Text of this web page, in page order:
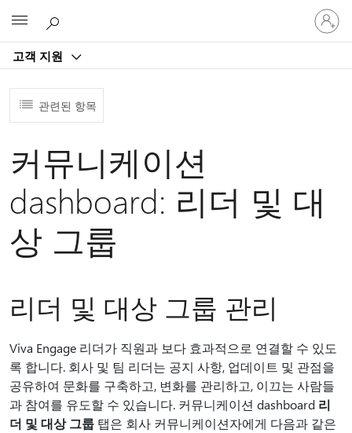
고객 지원
귀
하
계
관련된 항목
커뮤니케이션
dashboard: 리더 및 대
상 그룹
리더 및 대상 그룹 관리
Viva Engage 리더가 직원과 보다 효과적으로 연결할 수 있도
록 합니다. 회사 및 팀 리더는 공지 사항, 업데이트 및 관점을
공유하여 문화를 구축하고, 변화를 관리하고, 이끄는 사람들
과 참여를 유도할 수 있습니다. 커뮤니케이션 dashboard 리
더 및 대상 그룹 탭은 회사 커뮤니케이션자에게 다음과 같은